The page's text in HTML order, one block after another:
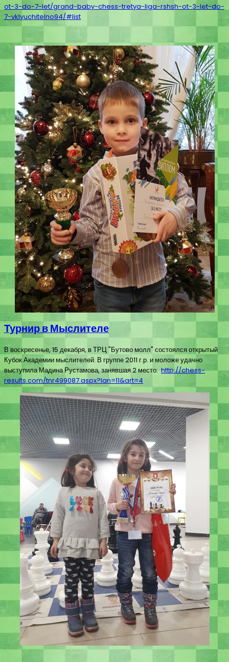
ot-3-do-7-let/grand-baby-chess-tretya-liga-rshsh-ot-3-let-do-
7-vklyuchitelno94/#list
Турнир в Мыслителе
В воскресенье, 15 декабря, в ТРЦ "Бутово молл" состоялся открытый
Кубок Академии мыслителей. В группе 2011 г.р. и моложе удачно
выступила Мадина Рустамова, занявшая 2 место: http://chess-
results.com/tnr499087.aspx?lan=11&art=4